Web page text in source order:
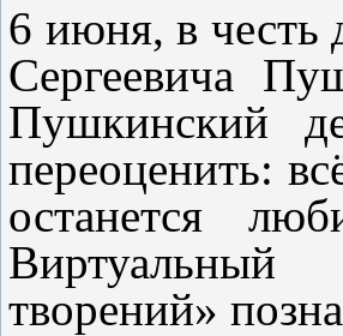
6 июня, в честь
Сергеевича
Пушкинский
переоценить:
останется
творений»